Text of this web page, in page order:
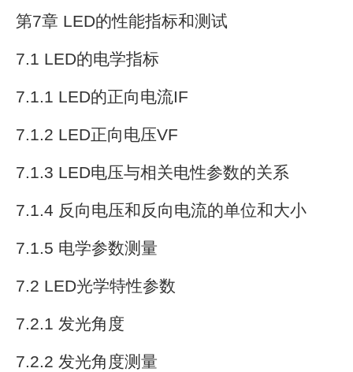
第7章 LED的性能指标和测试
7.1 LED的电学指标
7.1.1 LED的正向电流IF
7.1.2 LED正向电压VF
7.1.3 LED电压与相关电性参数的关系
7.1.4 反向电压和反向电流的单位和大小
7.1.5 电学参数测量
7.2 LED光学特性参数
7.2.1 发光角度
7.2.2 发光角度测量